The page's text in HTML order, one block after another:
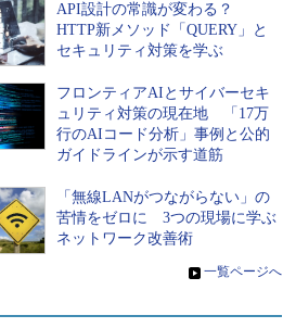
API設計の常識が変わる？
HTTP新メソッド「QUERY」と
セキュリティ対策を学ぶ
フロンティアAIとサイバーセキ
ュリティ対策の現在地 「17万
行のAIコード分析」事例と公的
ガイドラインが示す道筋
「無線LANがつながらない」の
苦情をゼロに 3つの現場に学ぶ
ネットワーク改善術
» 一覧ページへ